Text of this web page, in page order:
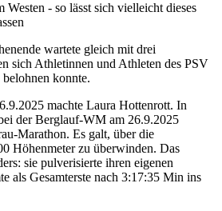
- so lässt sich vielleicht dieses
wartete gleich mit drei
sich Athletinnen und Athleten des PSV
konnte.
machte Laura Hottenrott. In
der Berglauf-WM am 26.9.2025
Marathon. Es galt, über die
Höhenmeter zu überwinden. Das
sie pulverisierte ihren eigenen
als Gesamterste nach 3:17:35 Min ins